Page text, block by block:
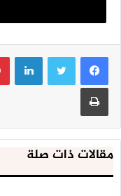
تعز: طيران العدوان
طباعة
مقالات ذات صلة